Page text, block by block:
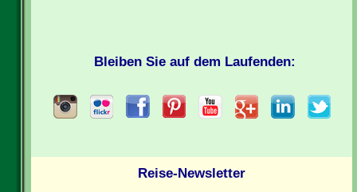
Bleiben Sie auf dem Laufenden:
Reise-Newsletter